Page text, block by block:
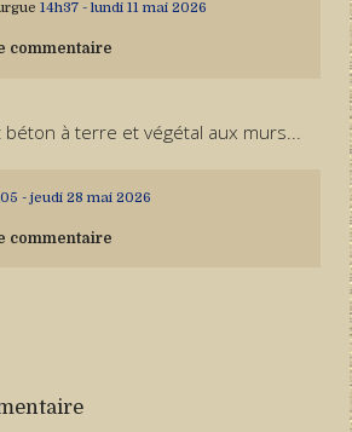
14h37- lundi 11 mai 2026
commentaire
à terre et végétal aux murs...
- jeudi 28 mai 2026
commentaire